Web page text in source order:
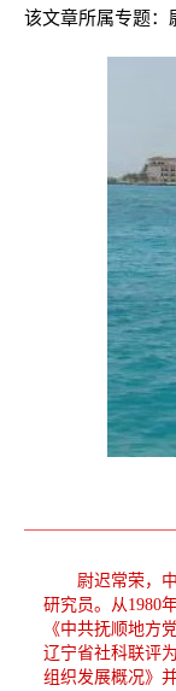
该文章所属专题：
尉迟常荣，中
研究员。从1980
《中共抚顺地方
辽宁省社科联评
组织发展概况》